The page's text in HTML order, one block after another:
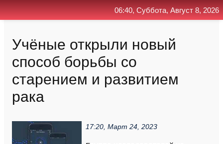
Учёные открыли новый
способ борьбы со
старением и развитием
рака
17:20, Март 24, 2023
06:40, Суббота, Август 8, 2026